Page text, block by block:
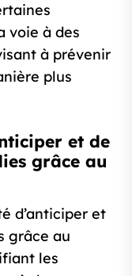
voie à des
à prévenir
plus
et de
grâce au
d’anticiper et
grâce au
les